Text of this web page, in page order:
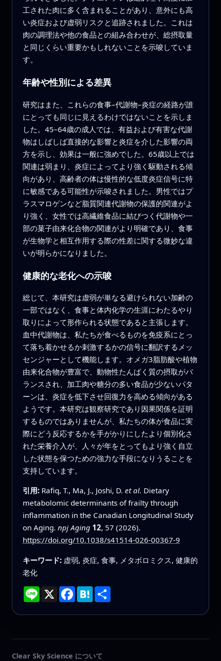
工された肉に多く含まれることがあり、意外にも高
い炎症および虚弱リスクと追跡されました。これは
肉の調理法や他の食品との組み合わせが、総摂取量
と同じくらい重要かもしれないことを示唆していま
す。
年齢や性別による差異
研究はまた、これらの食事–代謝物–炎症の経路が誰
にとっても同じに見えるわけではないことを示しま
した。45–64歳の成人では、有益および有害な代謝
物はしばしば直接的な影響と炎症を介した影響の両
方を示し、効果は一般に強めでした。65歳以上では
関連は弱まり、炎症によってより強く駆動される傾
向があり、高齢者の体は慢性的な低度炎症信号に特
に敏感である可能性が示唆されました。男性ではプ
ラスマロゲンなど脂質関連代謝物の保護的関連がよ
り強く、女性では高繊維食品に結びつく代謝物や一
部の菓子由来化合物の関連がより明確であり、食事
が生物学と相互作用する際の性差に関する微妙な違
いが明らかになりました。
健康的な老化への示唆
総じて、本研究は虚弱が単なる避けられない加齢の
一部ではなく、食事と体内化学の生涯にわたるやり
取りによって形作られる状態であると主張します。
血中代謝物は、私たちが食べるものを免疫系にとっ
て落ち着かせるか刺激するかの信号に翻訳するメッ
センジャーとして機能します。オメガ3脂肪酸や植物
由来化合物が豊富で、動物性たんぱく質の摂取がバ
ランスされ、加工肉や糖分の多い食品が少ないパタ
ーンは、炎症を低下させ回復力を高める傾向がある
ようです。本研究は観察研究であり因果関係を証明
するものではありませんが、私たちの体が食品に実
際にどう反応するかを手がかりにしたより個別化さ
れた栄養介入が、人々が年をとってもより強く自立
した状態を保つための強力な手段になりうることを
支持しています。
引用: Rafiq, T., Ma, J., Joshi, D. et al. Dietary
metabolomic determinants of frailty through
inflammation in the Canadian Longitudinal Study
on Aging. npj Aging 12, 57 (2026).
https://doi.org/10.1038/s41514-026-00367-9
キーワード: 虚弱, 炎症, 食事, メタボロミクス, 健康的
老化
Line X Facebook
Hatena
共
有
Clear Sky Science について